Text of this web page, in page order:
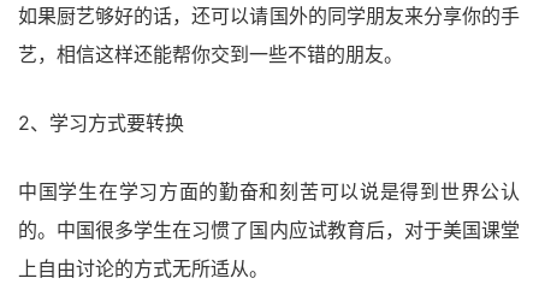
如果厨艺够好的话，还可以请国外的同学朋友来分享你的手
艺，相信这样还能帮你交到一些不错的朋友。
2、学习方式要转换
中国学生在学习方面的勤奋和刻苦可以说是得到世界公认
的。中国很多学生在习惯了国内应试教育后，对于美国课堂
上自由讨论的方式无所适从。